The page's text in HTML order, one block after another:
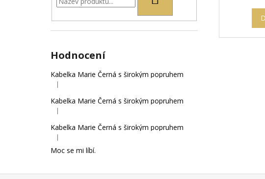
Hodnocení
Kabelka Marie Černá s širokým popruhem
Hodnocení produktu je 5 z 5 hvězdiček.
|
Kabelka Marie Černá s širokým popruhem
Hodnocení produktu je 4 z 5 hvězdiček.
|
Kabelka Marie Černá s širokým popruhem
Hodnocení produktu je 5 z 5 hvězdiček.
|
Moc se mi líbí.